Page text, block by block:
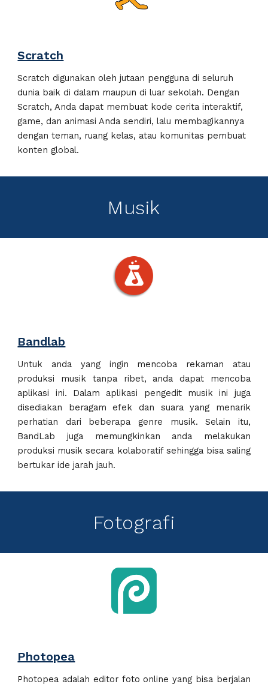
Scratch
Scratch digunakan oleh jutaan pengguna di seluruh
dunia baik di dalam maupun di luar sekolah. Dengan
Scratch, Anda dapat membuat kode cerita interaktif,
game, dan animasi Anda sendiri, lalu membagikannya
dengan teman, ruang kelas, atau komunitas pembuat
konten global.
Musik
Bandlab
Untuk anda yang ingin mencoba rekaman atau
produksi musik tanpa ribet, anda dapat mencoba
aplikasi ini.
Dalam aplikasi pengedit musikini juga
disediakan beragam efek dan suara yang menarik
perhatian dari beberapa genre musik. Selain itu,
BandLab juga memungkinkan anda melakukan
produksi musik secara kolaboratif sehingga bisa saling
bertukar ide jarah jauh.
Fotografi
Photopea
Photopea adalah editor foto online yang bisa berjalan